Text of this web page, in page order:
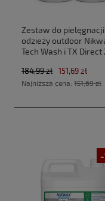
Zestaw do pielęgnacji
odzieży outdoor
Tech Wash i TX Direct
184,99 zł 151,69 zł
Najniższa cena: 151,69 zł